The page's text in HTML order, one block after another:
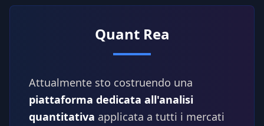
Quant Rea
Attualmente sto costruendo una
piattaforma dedicata all'analisi
quantitativa applicata a tutti i mercati